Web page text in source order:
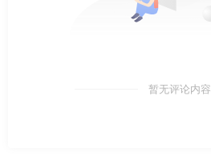
暂无评论内容